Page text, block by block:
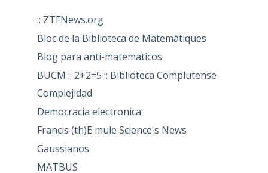
:: ZTFNews.org
Bloc de la Biblioteca de Matemàtiques
Blog para anti-matematicos
BUCM :: 2+2=5 :: Biblioteca Complutense
Complejidad
Democracia electronica
Francis (th)E mule Science's News
Gaussianos
MATBUS